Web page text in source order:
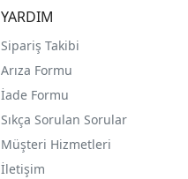
YARDIM
Sipariş Takibi
Arıza Formu
İade Formu
Sıkça Sorulan Sorular
Müşteri Hizmetleri
İletişim